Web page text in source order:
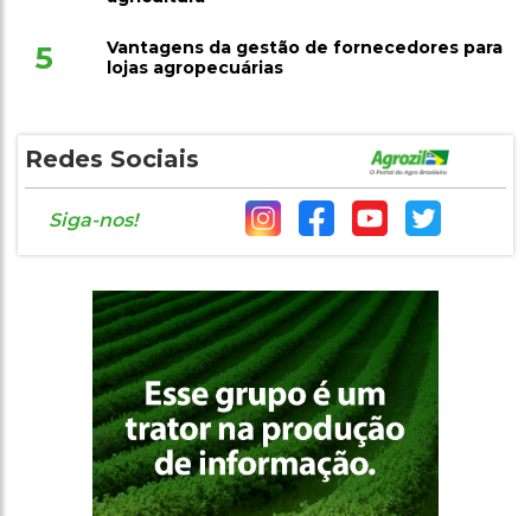
5
Vantagens da gestão de fornecedores para
lojas agropecuárias
Redes Sociais
Siga-nos!